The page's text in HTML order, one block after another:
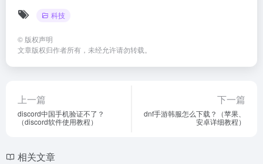
科技
© 版权声明
文章版权归作者所有，未经允许请勿转载。
上一篇
discord中国手机验证不了？
（discord软件使用教程）
下一篇
dnf手游韩服怎么下载？（苹果、
安卓详细教程）
相关文章